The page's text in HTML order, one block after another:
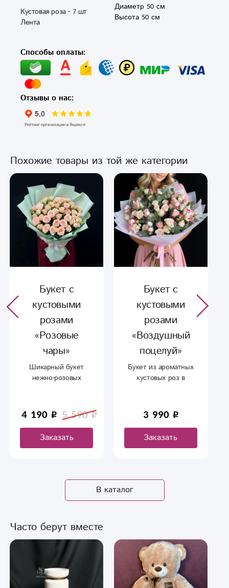
Кустовая роза - 7 шт
Лента
Диаметр 50 см
Высота 50 см
Способы оплаты:
Отзывы о нас:
Похожие товары из той же категории
Букет с
кустовыми
розами
«Воздушный
поцелуй»
Букет из ароматных
кустовых роз в
3 990
Заказать
Букет с
кустовыми
розами
«Воздушный
этюд»
Шикарные , яркие ,
кустовые розы.
любимой в ее
праздник
6 590 9 490
Заказать
В каталог
Часто берут вместе